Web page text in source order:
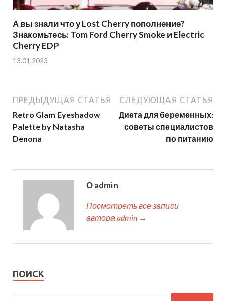
А вы знали что у Lost Cherry пополнение?
Знакомьтесь: Tom Ford Cherry Smoke и Electric
Cherry EDP
13.01.2023
ПРЕДЫДУЩАЯ СТАТЬЯ
Retro Glam Eyeshadow
Palette by Natasha
Denona
СЛЕДУЮЩАЯ СТАТЬЯ
Диета для беременных:
советы специалистов
по питанию
О admin
Посмотреть все записи
автора admin →
ПОИСК